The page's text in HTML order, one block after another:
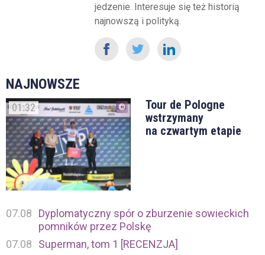
jedzenie. Interesuje się też historią
najnowszą i polityką.
NAJNOWSZE
01:32
Tour de Pologne
wstrzymany
na czwartym etapie
07.08
Dyplomatyczny spór o zburzenie sowieckich
pomników przez Polskę
07.08
Superman, tom 1 [RECENZJA]